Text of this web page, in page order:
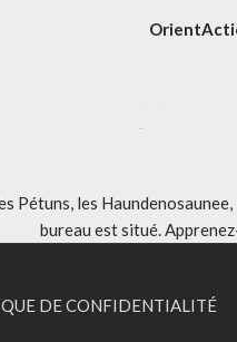
Pétuns, les
bureau est situé.
DE CONFIDENTIALITÉ